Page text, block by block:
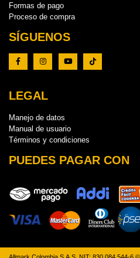
Formas de pago
Proceso de compra
SÍGUENOS
LEGAL
Manejo de datos
Manual de usuario
Términos y condiciones
PUEDES PAGAR CON